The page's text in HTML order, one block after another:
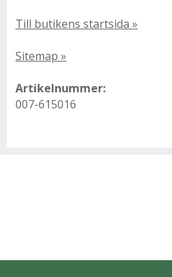
Till butikens startsida »
Sitemap »
Artikelnummer:
007-615016